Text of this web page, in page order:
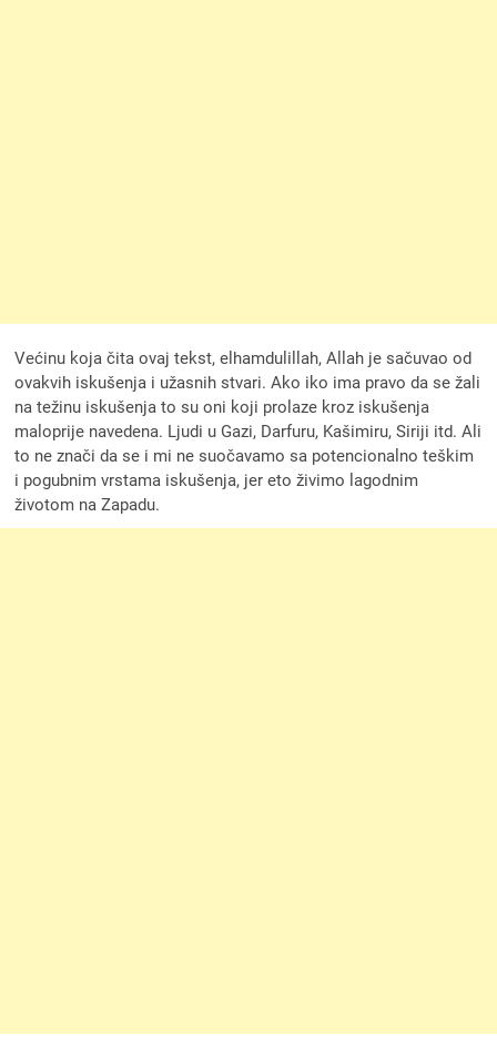
Većinu koja čita ovaj tekst, elhamdulillah, Allah je sačuvao od
ovakvih iskušenja i užasnih stvari. Ako iko ima pravo da se žali
na težinu iskušenja to su oni koji prolaze kroz iskušenja
maloprije navedena. Ljudi u Gazi, Darfuru, Kašimiru, Siriji itd. Ali
to ne znači da se i mi ne suočavamo sa potencionalno teškim
i pogubnim vrstama iskušenja, jer eto živimo lagodnim
životom na Zapadu.